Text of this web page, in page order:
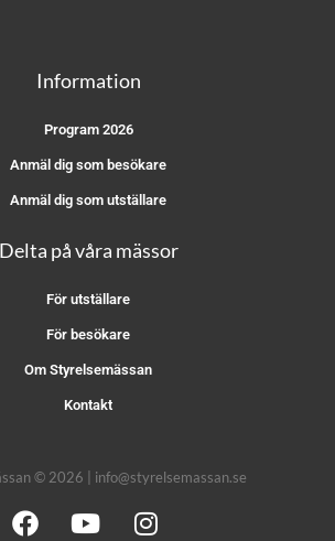
Information
Program 2026
Anmäl dig som besökare
Anmäl dig som utställare
Delta på våra mässor
För utställare
För besökare
Om Styrelsemässan
Kontakt
© 2026 | info@styrelsemassan.se